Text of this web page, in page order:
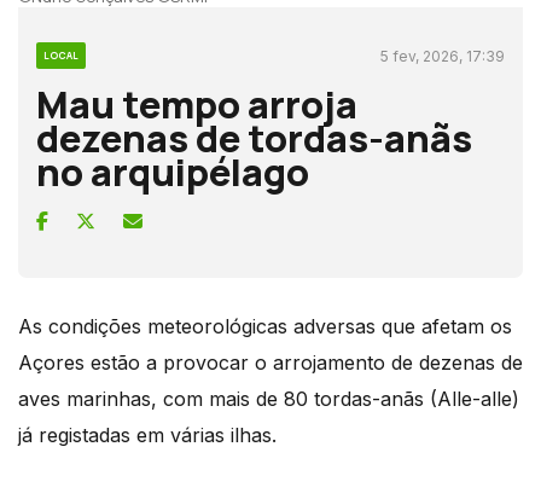
LOCAL 5 fev, 2026, 17:39
Mau tempo arroja
dezenas de tordas-anãs
no arquipélago
As condições meteorológicas adversas que afetam os
Açores estão a provocar o arrojamento de dezenas de
aves marinhas, com mais de 80 tordas-anãs (Alle-alle)
já registadas em várias ilhas.